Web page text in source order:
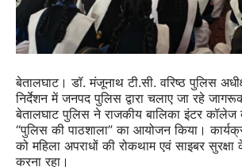
बेतालघाट। डॉ. मंजूनाथ टी.सी. वरिष्ठ पुलिस
निर्देशन में जनपद पुलिस द्वारा चलाए जा रहे
बेतालघाट पुलिस ने राजकीय बालिका इंटर कॉलेज
“पुलिस की पाठशाला” का आयोजन किया।
को महिला अपराधों की रोकथाम एवं साइबर
करना रहा।